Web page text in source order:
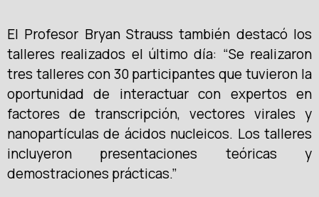
El Profesor Bryan Strauss también destacó los
talleres realizados el último día: “Se realizaron
tres talleres con 30 participantes que tuvieron la
oportunidad de interactuar con expertos en
factores de transcripción, vectores virales y
nanopartículas de ácidos nucleicos. Los talleres
incluyeron presentaciones teóricas y
demostraciones prácticas.”